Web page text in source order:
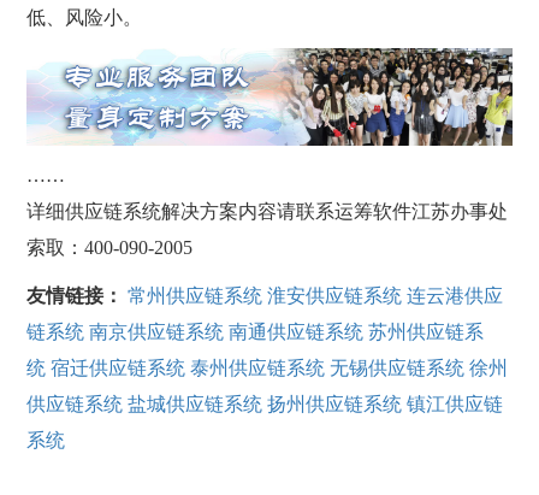
低、风险小。
……
详细供应链系统解决方案内容请联系运筹软件江苏办事处
索取：400-090-2005
友情链接： 常州供应链系统 淮安供应链系统 连云港供应
链系统 南京供应链系统 南通供应链系统 苏州供应链系
统 宿迁供应链系统 泰州供应链系统 无锡供应链系统 徐州
供应链系统 盐城供应链系统 扬州供应链系统 镇江供应链
系统